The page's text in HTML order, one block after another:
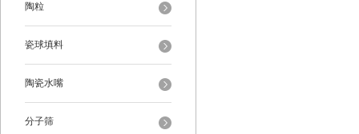
陶粒
瓷球填料
陶瓷水嘴
分子筛